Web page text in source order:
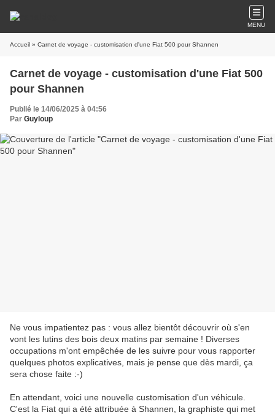
MENU
Accueil » Carnet de voyage - customisation d'une Fiat 500 pour Shannen
Carnet de voyage - customisation d'une Fiat 500
pour Shannen
Publié le 14/06/2025 à 04:56
Par Guyloup
Ne vous impatientez pas : vous allez bientôt découvrir où s'en
vont les lutins des bois deux matins par semaine ! Diverses
occupations m'ont empêchée de les suivre pour vous rapporter
quelques photos explicatives, mais je pense que dès mardi, ça
sera chose faite :-)
En attendant, voici une nouvelle customisation d'un véhicule.
C'est la Fiat qui a été attribuée à Shannen, la graphiste qui met